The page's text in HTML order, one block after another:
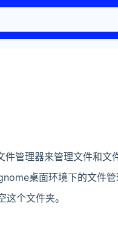
管理器来管理文件和文
桌面环境下的文件
个文件夹。